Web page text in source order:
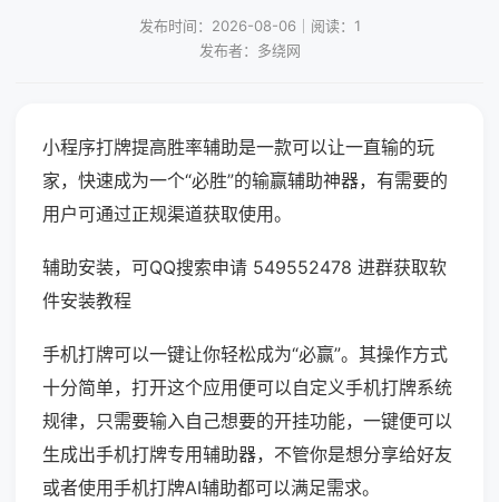
发布时间：2026-08-06｜阅读：1
发布者：多绕网
小程序打牌提高胜率辅助是一款可以让一直输的玩
家，快速成为一个“必胜”的输赢辅助神器，有需要的
用户可通过正规渠道获取使用。
辅助安装，可QQ搜索申请 549552478 进群获取软
件安装教程
手机打牌可以一键让你轻松成为“必赢”。其操作方式
十分简单，打开这个应用便可以自定义手机打牌系统
规律，只需要输入自己想要的开挂功能，一键便可以
生成出手机打牌专用辅助器，不管你是想分享给好友
或者使用手机打牌AI辅助都可以满足需求。